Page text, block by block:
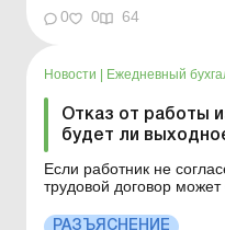
требованиями МСБУГС
выполненные работы и/
подлежащие
0 0 64
Новости | Ежедневный
Отказ от работы
будет ли
Если работник не
трудовой договор
выходное пособие в
РАЗЪЯСНЕНИЕ